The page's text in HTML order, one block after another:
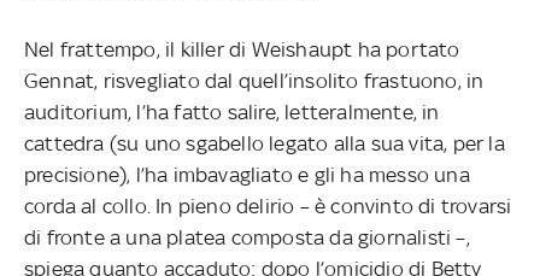
Nel frattempo, il killer di Weishaupt ha portato
Gennat, risvegliato dal quell’insolito frastuono, in
auditorium, l’ha fatto salire, letteralmente, in
cattedra (su uno sgabello legato alla sua vita, per la
precisione), l’ha imbavagliato e gli ha messo una
corda al collo. In pieno delirio – è convinto di trovarsi
di fronte a una platea composta da giornalisti –,
spiega quanto accaduto: dopo l’omicidio di Betty